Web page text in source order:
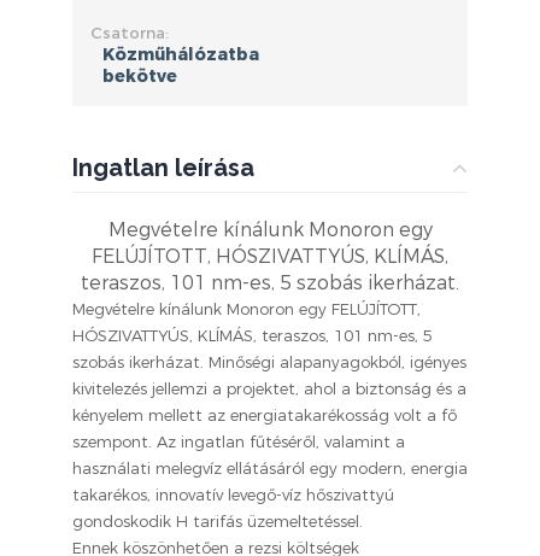
Csatorna:
Közműhálózatba
bekötve
Ingatlan leírása
Megvételre kínálunk Monoron egy
FELÚJÍTOTT, HÓSZIVATTYÚS, KLÍMÁS,
teraszos, 101 nm-es, 5 szobás ikerházat.
Megvételre kínálunk Monoron egy FELÚJÍTOTT,
HÓSZIVATTYÚS, KLÍMÁS, teraszos, 101 nm-es, 5
szobás ikerházat. Minőségi alapanyagokból, igényes
kivitelezés jellemzi a projektet, ahol a biztonság és a
kényelem mellett az energiatakarékosság volt a fő
szempont. Az ingatlan fűtéséről, valamint a
használati melegvíz ellátásáról egy modern, energia
takarékos, innovatív levegő-víz hőszivattyú
gondoskodik H tarifás üzemeltetéssel.
Ennek köszönhetően a rezsi költségek